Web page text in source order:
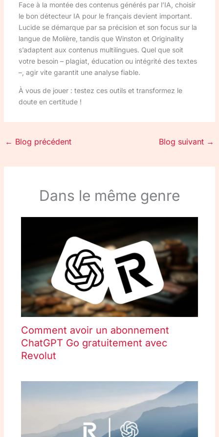
Face à la montée des contenus générés par l’IA, choisir
le bon détecteur IA pour le français devient important.
Lucide se démarque par sa précision et son focus sur la
langue de Molière, tandis que Winston et Originality
s’adaptent aux contenus multilingues. Quel que soit
votre besoin – plagiat, éducation ou intégrité des textes
–, agir vite garantit une analyse fiable.
À vous de jouer : testez ces outils et transformez le
doute en certitude !
← Blog précédent Blog suivant →
Dans le même genre
Comment avoir un abonnement
ChatGPT Go gratuitement avec
Revolut